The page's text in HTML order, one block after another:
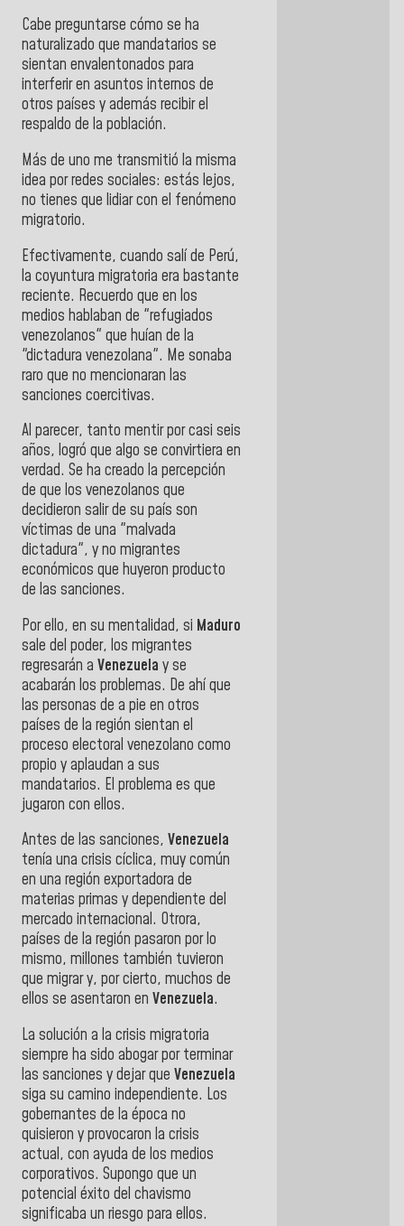
Cabe preguntarse cómo se ha
naturalizado que mandatarios se
sientan envalentonados para
interferir en asuntos internos de
otros países y además recibir el
respaldo de la población.
Más de uno me transmitió la misma
idea por redes sociales: estás lejos,
no tienes que lidiar con el fenómeno
migratorio.
Efectivamente, cuando salí de Perú,
la coyuntura migratoria era bastante
reciente. Recuerdo que en los
medios hablaban de "refugiados
venezolanos" que huían de la
"dictadura venezolana". Me sonaba
raro que no mencionaran las
sanciones coercitivas.
Al parecer, tanto mentir por casi seis
años, logró que algo se convirtiera en
verdad. Se ha creado la percepción
de que los venezolanos que
decidieron salir de su país son
víctimas de una "malvada
dictadura", y no migrantes
económicos que huyeron producto
de las sanciones.
Por ello, en su mentalidad, si Maduro
sale del poder, los migrantes
regresarán a Venezuela y se
acabarán los problemas. De ahí que
las personas de a pie en otros
países de la región sientan el
proceso electoral venezolano como
propio y aplaudan a sus
mandatarios. El problema es que
jugaron con ellos.
Antes de las sanciones, Venezuela
tenía una crisis cíclica, muy común
en una región exportadora de
materias primas y dependiente del
mercado internacional. Otrora,
países de la región pasaron por lo
mismo, millones también tuvieron
que migrar y, por cierto, muchos de
ellos se asentaron en Venezuela.
La solución a la crisis migratoria
siempre ha sido abogar por terminar
las sanciones y dejar que Venezuela
siga su camino independiente. Los
gobernantes de la época no
quisieron y provocaron la crisis
actual, con ayuda de los medios
corporativos. Supongo que un
potencial éxito del chavismo
significaba un riesgo para ellos.